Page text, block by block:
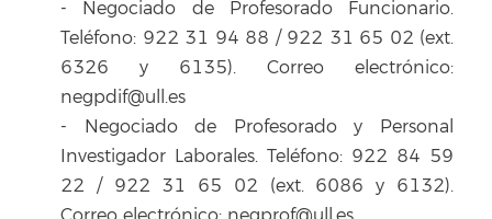
- Negociado de Profesorado Funcionario.
Teléfono: 922 31 94 88 / 922 31 65 02 (ext.
6326 y 6135). Correo electrónico:
negpdif@ull.es
- Negociado de Profesorado y Personal
Investigador Laborales. Teléfono: 922 84 59
22 / 922 31 65 02 (ext. 6086 y 6132).